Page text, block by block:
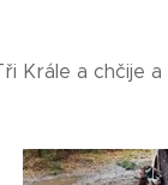
a chčije a